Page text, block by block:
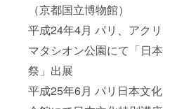
（京都国立博物館）
平成24年4月 パリ、アクリ
マタシオン公園にて「日本
祭」出展
平成25年6月 パリ日本文化